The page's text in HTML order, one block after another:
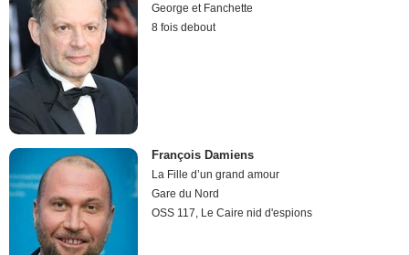
George et Fanchette
8 fois debout
François Damiens
La Fille d’un grand amour
Gare du Nord
OSS 117, Le Caire nid d'espions